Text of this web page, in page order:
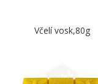
Včelí vosk,80g